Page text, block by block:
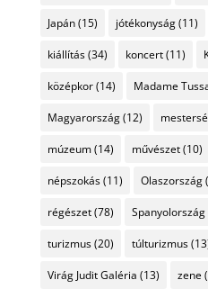
Japán(15) jótékonyság(11)
kiállítás(34) koncert(11)
középkor(14) Madame
Magyarország(12)
múzeum(14) művészet(10)
népszokás(11) Olaszország
régészet(78) Spanyolország
turizmus(20) túlturizmus
Virág Judit Galéria (13) zene